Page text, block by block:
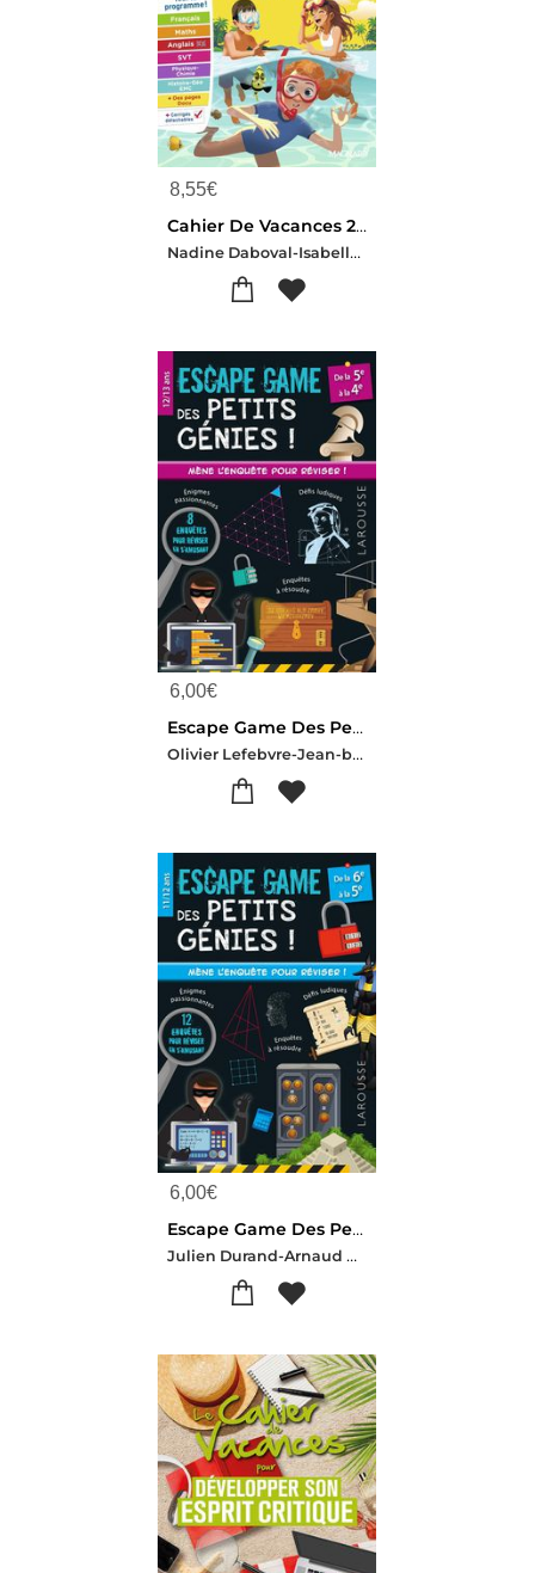
8,55€
Cahier De Vacances 2026, De La 6e Vers La 5e : Magnard, L'inventeur Du Cahiers De Vacances (edition 2026)
Nadine Daboval-Isabelle Eisenstein-Florence Randanne-Catherine Mazaud-aujard-Bruno Benitah-Patric Rasset
6,00€
Escape Game Des Petits Genies ! : De La 5e A La 4e
Olivier Lefebvre-Jean-baptiste Civet
6,00€
Escape Game Des Petits Genies ! : De La 6e A La 5e
Julien Durand-Arnaud Durand